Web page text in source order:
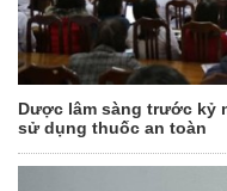
Dược lâm sàng trước
sử dụng thuốc an toàn